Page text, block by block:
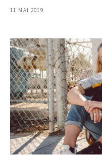
11 MAI 2019